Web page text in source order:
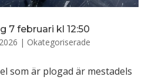
7 februari kl 12:50
| Okategoriserade
som är plogad är mestadels